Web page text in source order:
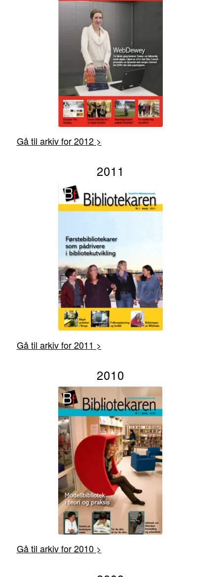
Gå til arkiv for 2012 >
2011
Gå til arkiv for 2011 >
2010
Gå til arkiv for 2010 >